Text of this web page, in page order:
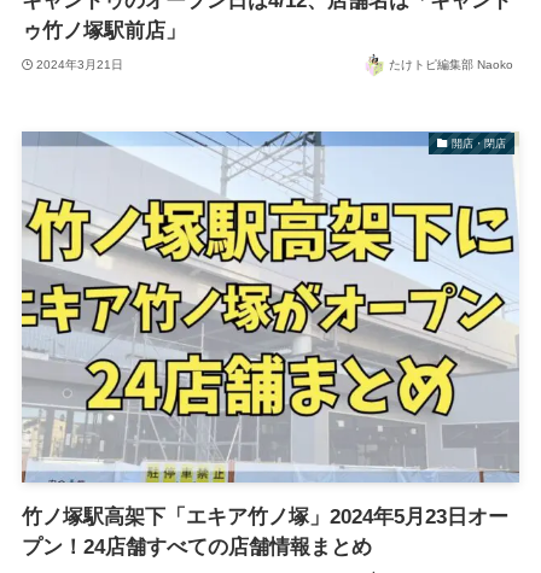
ゥ竹ノ塚駅前店」
2024年3月21日 たけトピ編集部 Naoko
開店・閉店
竹ノ塚駅高架下「エキア竹ノ塚」2024年5月23日オー
プン！24店舗すべての店舗情報まとめ